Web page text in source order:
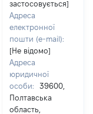
застосовується]
Адреса
електронної
пошти (e-mail):
[Не відомо]
Адреса
юридичної
особи:
39600,
Полтавська
область,